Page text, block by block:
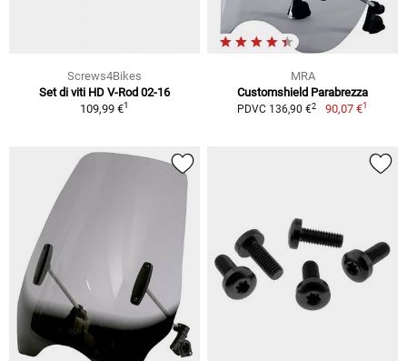
Screws4Bikes
Set di viti HD V-Rod 02-16
109,99 €1
MRA
Customshield Parabrezza
PDVC 136,90 €2 90,07 €1